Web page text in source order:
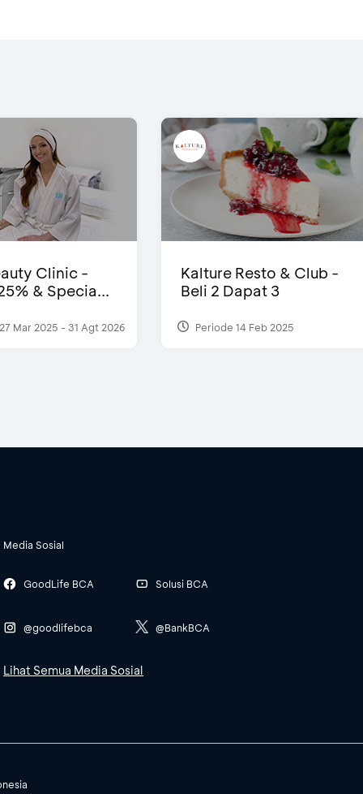
Clinic -
& Specia...
Mar 2025 - 31 Agt 2026
Kalture Resto & Club -
Beli 2 Dapat 3
Periode 14 Feb 2025
Media Sosial
GoodLife BCA
@goodlifebca
Solusi BCA
@BankBCA
Lihat Semua Media Sosial